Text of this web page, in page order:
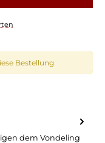
Bestellung
dem Vondeling